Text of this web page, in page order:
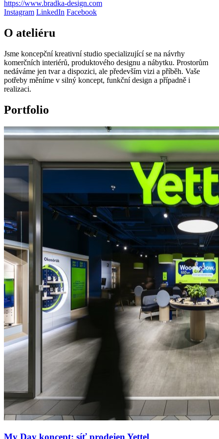
https://www.bradka-design.com
Instagram LinkedIn Facebook
O ateliéru
Jsme koncepční kreativní studio specializující se na návrhy
komerčních interiérů, produktového designu a nábytku. Prostorům
nedáváme jen tvar a dispozici, ale především vizi a příběh. Vaše
potřeby měníme v silný koncept, funkční design a případně i
realizaci.
Portfolio
My Day koncept: síť prodejen Yettel